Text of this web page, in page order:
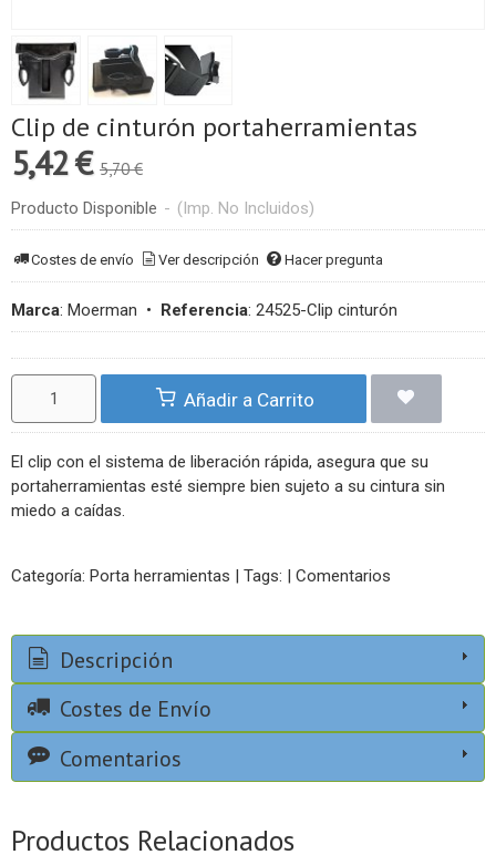
Clip de cinturón portaherramientas
5,42 € 5,70 €
Producto Disponible - (Imp. No Incluidos)
Costes de envío Ver descripción Hacer pregunta
Marca: Moerman • Referencia: 24525-Clip cinturón
Añadir a Carrito
El clip con el sistema de liberación rápida, asegura que su
portaherramientas esté siempre bien sujeto a su cintura sin
miedo a caídas.
Categoría: Porta herramientas | Tags: | Comentarios
Descripción
Costes de Envío
Comentarios
Productos Relacionados